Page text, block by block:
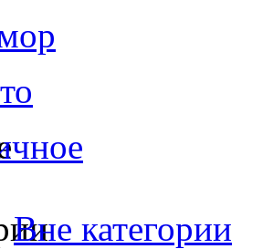
Вне категории